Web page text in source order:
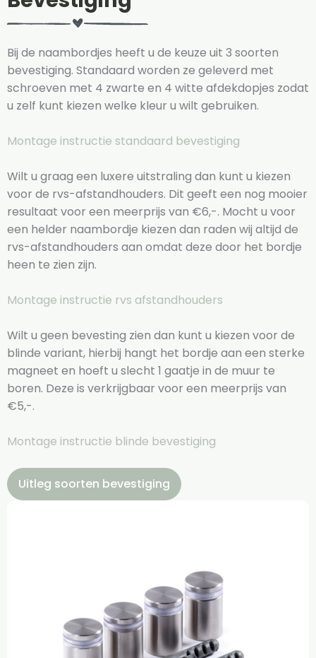
Bij de naambordjes heeft u de keuze uit 3 soorten
bevestiging. Standaard worden ze geleverd met
schroeven met 4 zwarte en 4 witte afdekdopjes zodat
u zelf kunt kiezen welke kleur u wilt gebruiken.
Montage instructie standaard bevestiging
Wilt u graag een luxere uitstraling dan kunt u kiezen
voor de rvs-afstandhouders. Dit geeft een nog mooier
resultaat voor een meerprijs van €6,-. Mocht u voor
een helder naambordje kiezen dan raden wij altijd de
rvs-afstandhouders aan omdat deze door het bordje
heen te zien zijn.
Montage instructie rvs afstandhouders
Wilt u geen bevesting zien dan kunt u kiezen voor de
blinde variant, hierbij hangt het bordje aan een sterke
magneet en hoeft u slecht 1 gaatje in de muur te
boren. Deze is verkrijgbaar voor een meerprijs van
€5,-.
Montage instructie blinde bevestiging
Uitleg soorten bevestiging